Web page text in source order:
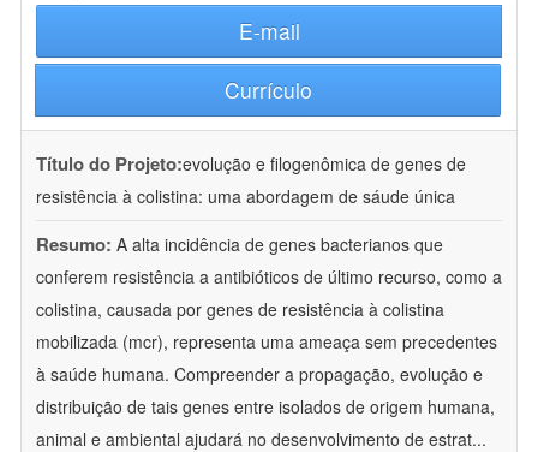
E-mail
Currículo
Título do Projeto:evolução e filogenômica de genes de
resistência à colistina: uma abordagem de sáude única
Resumo: A alta incidência de genes bacterianos que
conferem resistência a antibióticos de último recurso, como a
colistina, causada por genes de resistência à colistina
mobilizada (mcr), representa uma ameaça sem precedentes
à saúde humana. Compreender a propagação, evolução e
distribuição de tais genes entre isolados de origem humana,
animal e ambiental ajudará no desenvolvimento de estrat...